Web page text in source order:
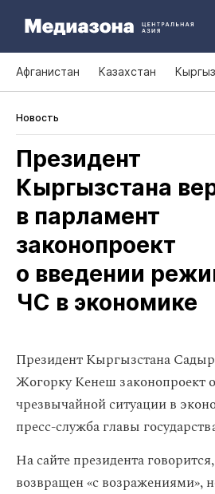
Афганистан Казахстан
Новость
Президент
Кыргызстана
в парламент
законопроект
о введении
ЧС в экономике
Президент Кыргызстана
Жогорку Кенеш законопроект
чрезвычайной ситуации в
пресс-служба главы
На сайте президента
возвращен «с возражениями»,